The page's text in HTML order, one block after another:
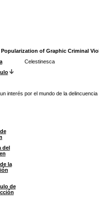
of Graphic Criminal
Celestinesca
interés por el mundo de la
del
la
de